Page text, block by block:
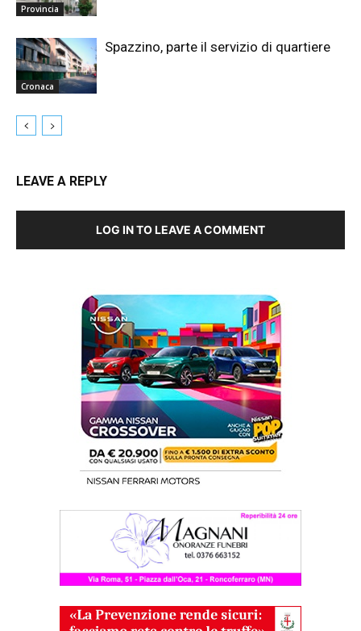
Provincia
Cronaca
Spazzino, parte il servizio di quartiere
LEAVE A REPLY
LOG IN TO LEAVE A COMMENT